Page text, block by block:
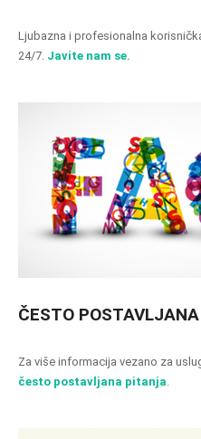
Ljubazna i profesionalna
24/7. Javite nam se.
ČESTO
Za više informacija vezano za
često postavljana pitanja.